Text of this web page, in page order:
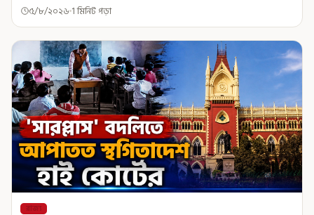
৫/৮/২০২৬ 1 মিনিট পড়া
রাজ্য